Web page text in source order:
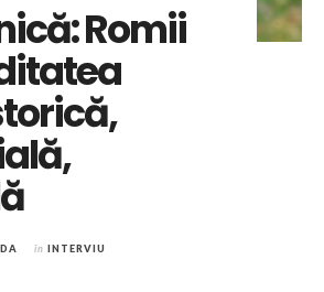
Romii
în INTERVIU